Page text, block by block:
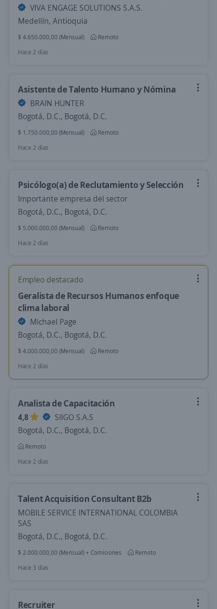
VIVA ENGAGE SOLUTIONS S.A.S.
Medellín, Antioquia
$ 4.650.000,00 (Mensual)
Remoto
Hace 2 días
Asistente de Talento Humano y Nómina
BRAIN HUNTER
Bogotá, D.C., Bogotá, D.C.
$ 1.750.000,00 (Mensual)
Remoto
Hace 2 días
Psicólogo(a) de Reclutamiento y Selección
Importante empresa del sector
Bogotá, D.C., Bogotá, D.C.
$ 5.000.000,00 (Mensual)
Remoto
Hace 2 días
Empleo destacado
Geralista de Recursos Humanos enfoque
clima laboral
Michael Page
Bogotá, D.C., Bogotá, D.C.
$ 4.000.000,00 (Mensual)
Remoto
Hace 2 días
Analista de Capacitación
4,8
SIIGO S.A.S
Bogotá, D.C., Bogotá, D.C.
Remoto
Hace 2 días
Talent Acquisition Consultant B2b
MOBILE SERVICE INTERNATIONAL COLOMBIA
SAS
Bogotá, D.C., Bogotá, D.C.
$ 2.000.000,00 (Mensual) + Comisiones
Remoto
Hace 3 días
Recruiter